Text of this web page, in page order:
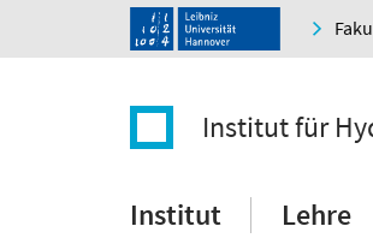
Institut für
Institut Lehre